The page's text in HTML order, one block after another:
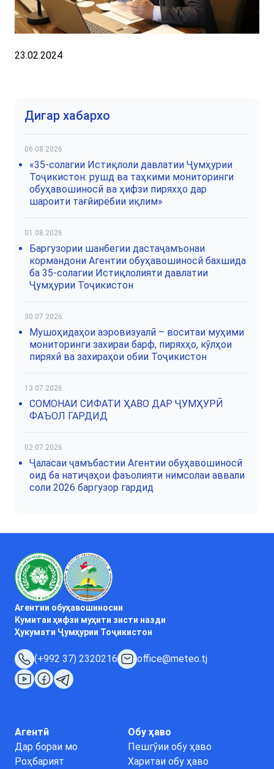
23.02.2024
Дигар хабархо
06.08.2026
«35-солагии Истиқлоли давлатии Ҷумҳурии
Тоҷикистон: рушд ва таҳкими мониторинги
обуҳавошиносӣ ва ҳифзи пиряхҳо дар
шароити тағйирёбии иқлим»
01.08.2026
Баргузории шанбегии дастаҷамъонаи
кормандони Агентии обуҳавошиносӣ бахшида
ба 35-солагии Истиқлолияти давлатии
Ҷумҳурии Тоҷикистон
30.07.2026
Мушоҳидаҳои аэровизуалӣ – воситаи муҳими
мониторинги захираи барф, пиряхҳо, кӯлҳои
пиряхӣ ва захираҳои обии Тоҷикистон
13.07.2026
СОМОНАИ СИФАТИ ҲАВО ДАР ҶУМҲУРӢ
ФАЪОЛ ГАРДИД
02.07.2026
Ҷаласаи ҷамъбастии Агентии обуҳавошиносӣ
оид ба натиҷаҳои фаъолияти нимсолаи аввали
соли 2026 баргузор гардид
Агентии обуҳавошиносии
Кумитаи ҳифзи муҳити зисти назди
Ҳукумати Ҷумҳурии Тоҷикистон
(+992 37) 2320216 office@meteo.tj
Агентӣ
Дар бораи мо
Роҳбарият
Обу ҳаво
Пешгӯии обу ҳаво
Харитаи обу ҳаво